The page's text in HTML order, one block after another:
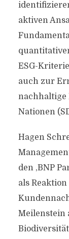
aktiven
ESG-
auch zur
nachhaltige
Nationen
Hagen
den ,BNP
als
Meilenstein